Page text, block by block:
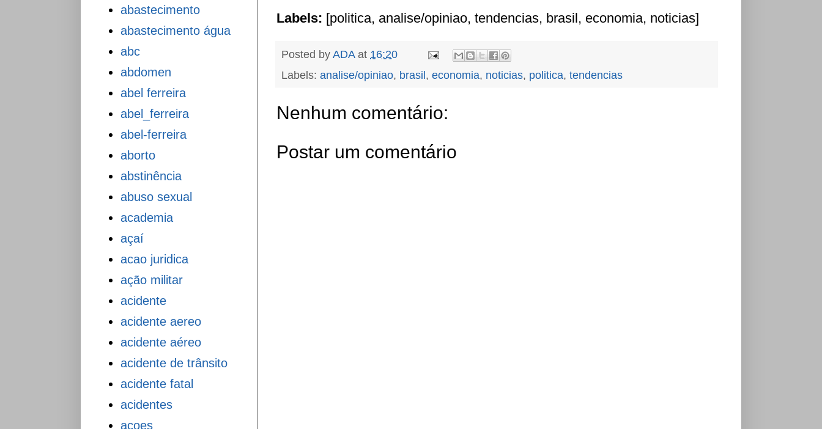
Labels: [politica, analise/opiniao, tendencias, brasil, economia, noticias]
Posted by ADA at 16:20
Labels: analise/opiniao, brasil, economia, noticias, politica, tendencias
Nenhum comentário:
Postar um comentário
abastecimento
abastecimento água
abc
abdomen
abel ferreira
abel_ferreira
abel-ferreira
aborto
abstinência
abuso sexual
academia
açaí
acao juridica
ação militar
acidente
acidente aereo
acidente aéreo
acidente de trânsito
acidente fatal
acidentes
acoes